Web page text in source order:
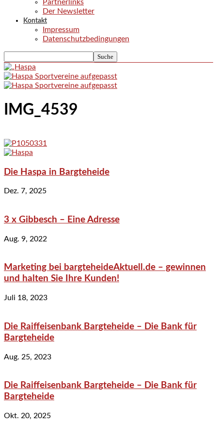
Partnerlinks
Der Newsletter
Kontakt
Impressum
Datenschutzbedingungen
IMG_4539
Die Haspa in Bargteheide
Dez. 7, 2025
3 x Gibbesch – Eine Adresse
Aug. 9, 2022
Marketing bei bargteheideAktuell.de – gewinnen
und halten Sie Ihre Kunden!
Juli 18, 2023
Die Raiffeisenbank Bargteheide – Die Bank für
Bargteheide
Aug. 25, 2023
Die Raiffeisenbank Bargteheide – Die Bank für
Bargteheide
Okt. 20, 2025